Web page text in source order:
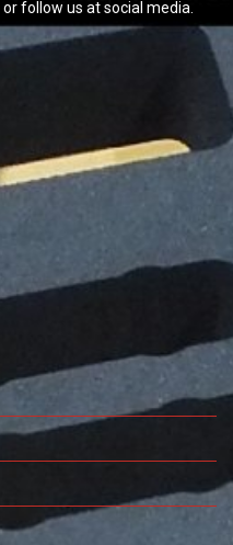
or follow us at social media.